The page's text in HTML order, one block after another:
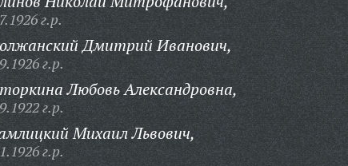
г.р.
Дмитрий Иванович,
г.р.
Любовь Александровна,
г.р.
Михаил Львович,
г.р.